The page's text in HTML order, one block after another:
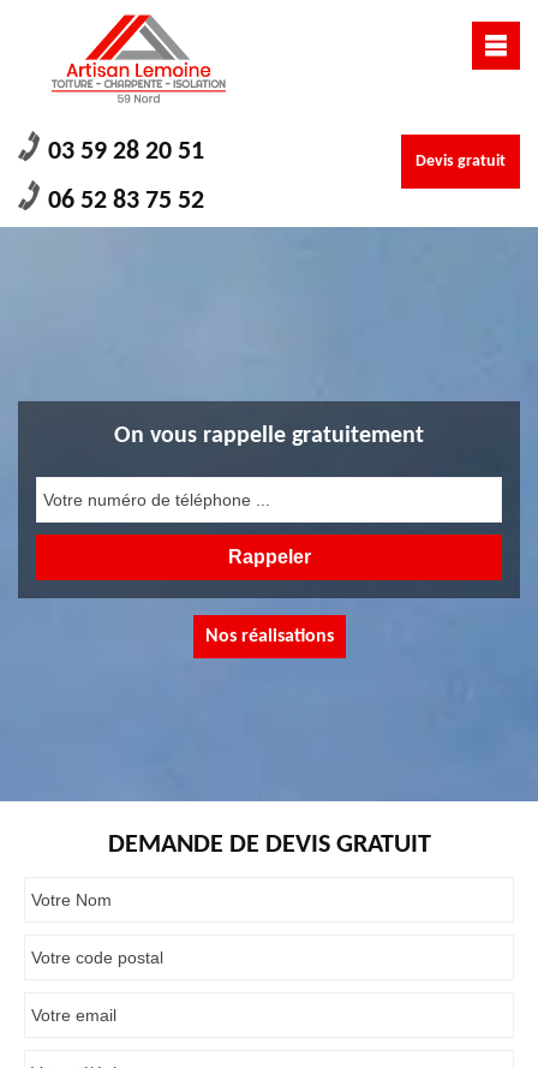
03 59 28 20 51
06 52 83 75 52
Devis gratuit
On vous rappelle gratuitement
Nos réalisations
DEMANDE DE DEVIS GRATUIT